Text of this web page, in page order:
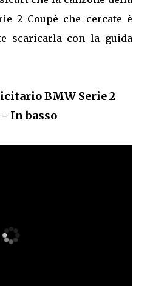
2 Coupè che cercate è
scaricarla con la guida
BMW Serie 2
- In basso